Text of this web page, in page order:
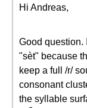
Hi Andreas,
Good question.
"sèt" because
keep a full /r/
consonant
the syllable